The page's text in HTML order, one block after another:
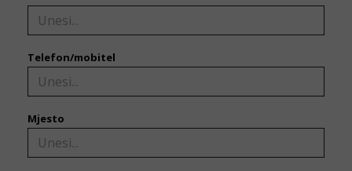
Telefon/mobitel
Mjesto